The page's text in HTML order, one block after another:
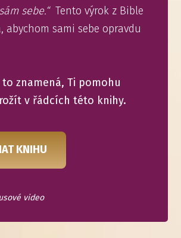
sebe.“Tento výrok z Bible
abychom sami sebe opravdu
to znamená, Ti pomohu
v řádcích této knihy.
KNIHU
video